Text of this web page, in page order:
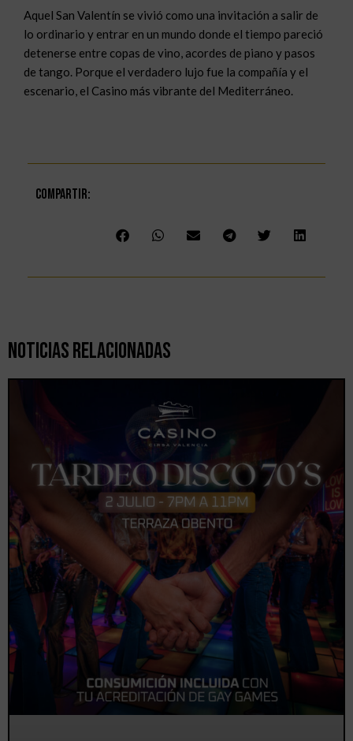
Aquel San Valentín se vivió como una invitación a salir de
lo ordinario y entrar en un mundo donde el tiempo pareció
detenerse entre copas de vino, acordes de piano y pasos
de tango. Porque el verdadero lujo fue la compañía y el
escenario, el Casino más vibrante del Mediterráneo.
Compartir:
Noticias Relacionadas